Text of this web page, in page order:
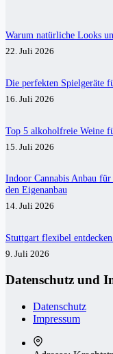
Warum natürliche Looks
22. Juli 2026
Die perfekten Spielgeräte
16. Juli 2026
Top 5 alkoholfreie Weine
15. Juli 2026
Indoor Cannabis Anbau
den Eigenanbau
14. Juli 2026
Stuttgart flexibel
9. Juli 2026
Datenschutz und
Datenschutz
Impressum